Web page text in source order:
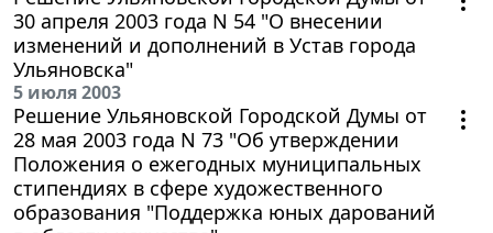
30 апреля 2003 года N 54 "О внесении
изменений и дополнений в Устав города
Ульяновска"
5 июля 2003
Решение Ульяновской Городской Думы от
28 мая 2003 года N 73 "Об утверждении
Положения о ежегодных муниципальных
стипендиях в сфере художественного
образования "Поддержка юных дарований